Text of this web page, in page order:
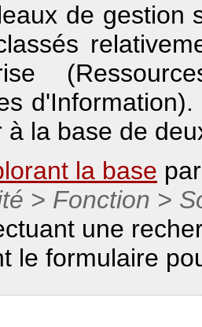
de gestion
à la base de
la base
> Fonction >
une
le formulaire